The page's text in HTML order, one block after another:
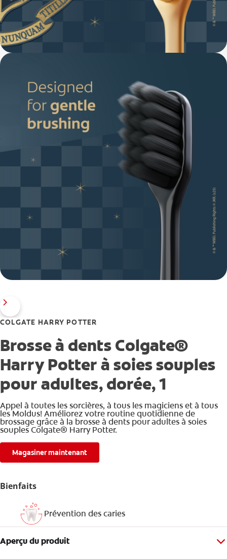
COLGATE HARRY POTTER
Brosse à dents Colgate®
Harry Potter à soies souples
pour adultes, dorée, 1
Appel à toutes les sorcières, à tous les magiciens et à tous
les Moldus! Améliorez votre routine quotidienne de
brossage grâce à la brosse à dents pour adultes à soies
souples Colgate® Harry Potter.
Magasiner maintenant
Bienfaits
Prévention des caries
Aperçu du produit